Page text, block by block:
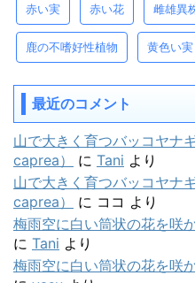
赤い実 赤い花 雌雄異
鹿の不嗜好性植物 黄色い実
最近のコメント
山で大きく育つバッコヤナ
caprea）
に Tani より
山で大きく育つバッコヤナ
caprea）
に ココ より
梅雨空に白い筒状の花を咲
に Tani より
梅雨空に白い筒状の花を咲